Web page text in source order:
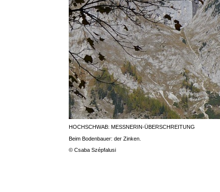
HOCHSCHWAB: MESSNERIN-ÜBERSCHREITUNG
Beim Bodenbauer: der Zinken.
© Csaba Szépfalusi